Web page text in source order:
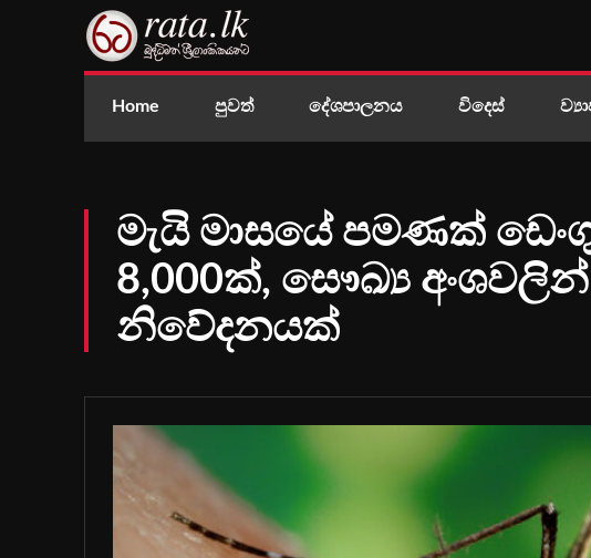
Home පුවත් දේශපාලනය විදෙස්
මැයි මාසයේ පමණක්
8,000ක්, සෞඛ්‍ය
නිවේදනයක්